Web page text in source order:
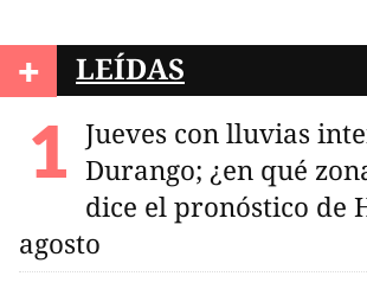
+ LEÍDAS
Jueves con lluvias
Durango; ¿en qué
dice el pronóstico de
agosto